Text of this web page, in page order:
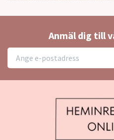
Anmäl dig till